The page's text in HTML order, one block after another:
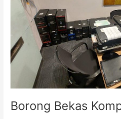
Borong Bekas